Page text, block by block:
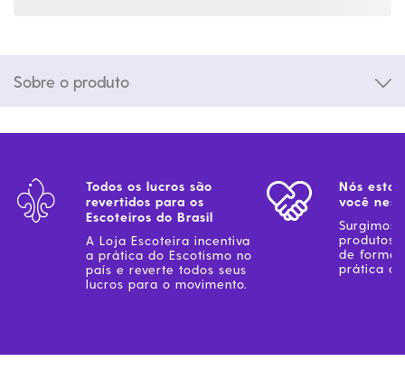
Sobre o produto
Todos os lucros são
revertidos para os
Escoteiros do Brasil
A Loja Escoteira incentiva
a prática do Escotismo no
país e reverte todos seus
lucros para o movimento.
Nós
você
Surgimos
produtos
de forma
prática